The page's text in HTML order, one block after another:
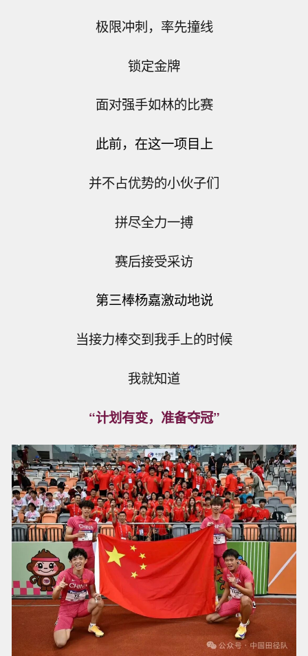
极限冲刺，率先撞线
锁定金牌
面对强手如林的比赛
此前，在这一项目上
并不占优势的小伙子们
拼尽全力一搏
赛后接受采访
第三棒杨嘉激动地说
当接力棒交到我手上的时候
我就知道
“计划有变，准备夺冠”